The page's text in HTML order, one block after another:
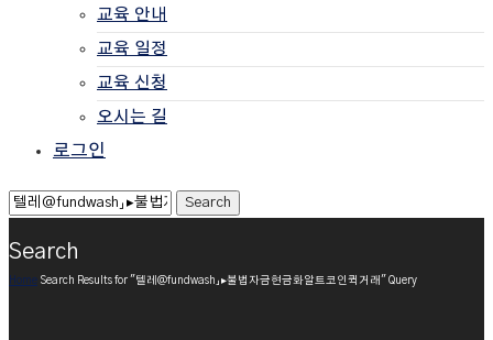
교육 안내
교육 일정
교육 신청
오시는 길
로그인
Search
Home Search Results for "텔레@fundwash」▸불법자금현금화알트코인퀵거래" Query